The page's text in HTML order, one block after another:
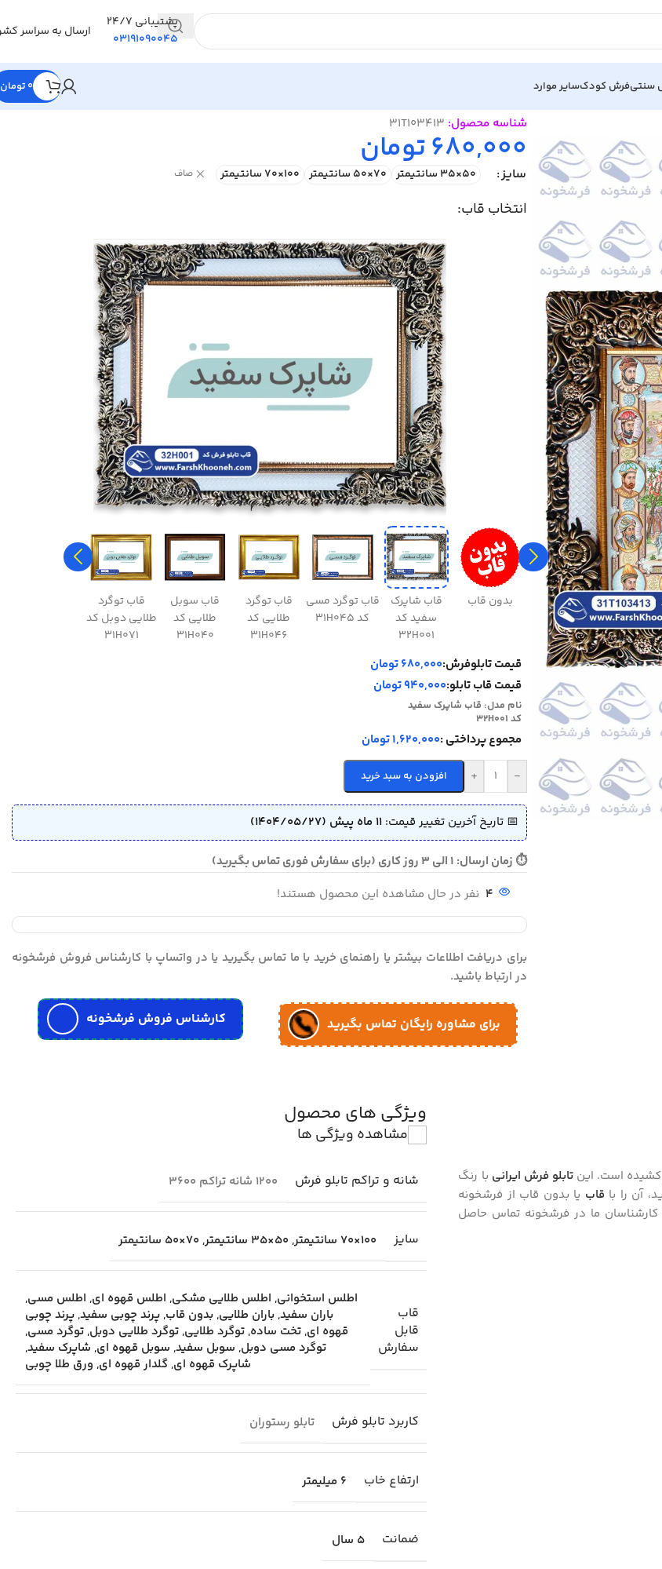
پشتیبانی 24/7
03191090045
ارسال به سراسر
سنتیفرش کودکسایر موارد 0 تومان
شناسه محصول: 31T103413
680,000تومان
سایز 50×35 سانتیمتر 70×50 سانتیمتر 100×70 سانتیمتر صاف
انتخاب قاب:
بدون قاب
قاب شاپرک
سفید کد
32H001
قاب توگرد مسی
کد 31H045
قاب توگرد
طلایی کد
31H046
قاب سوبل
طلایی کد
31H040
قاب توگرد
طلایی دوبل کد
31H071
قیمت تابلوفرش:680,000 تومان
قیمت قاب تابلو:940,000 تومان
نام مدل: قاب شاپرک سفید
کد 32H001
مجموع پرداختی :1,620,000 تومان
-
+ افزودن به سبد خرید
📅 تاریخ آخرین تغییر قیمت: 11 ماه پیش (1404/05/27)
⏱ زمان ارسال: 1 الی 3 روز کاری (برای سفارش فوری تماس بگیرید)
4 نفر در حال مشاهده این محصول هستند!
برای دریافت اطلاعات بیشتر یا راهنمای خرید با ما تماس بگیرید یا در واتساپ با کارشناس فروش فرشخونه
در ارتباط باشید.
برای مشاوره رایگان تماس بگیرید کارشناس فروش فرشخونه
کشیده است. اینتابلو فرش ایرانی با رنگ
آن را با قاب یا بدون قاب از فرشخونه
کارشناسان ما در فرشخونه تماس حاصل
ویژگی های محصول
مشاهده ویژگی ها
شانه و تراکم تابلو فرش 1200 شانه تراکم 3600
سایز 100×70 سانتیمتر , 50×35 سانتیمتر , 70×50 سانتیمتر
قاب
قابل
سفارش
اطلس استخوانی, اطلس طلایی مشکی, اطلس قهوه ای, اطلس مسی,
باران سفید,باران طلایی,بدون قاب,پرند چوبی سفید,پرند چوبی
قهوه ای,تخت ساده,توگرد طلایی,توگرد طلایی دوبل,توگرد مسی,
توگرد مسی دوبل, سوبل سفید, سوبل قهوه ای, شاپرک سفید,
شاپرک قهوه ای,گلدار قهوه ای, ورق طلا چوبی
کاربرد تابلو فرش تابلو رستوران
ارتفاع خاب 6 میلیمتر
ضمانت 5 سال